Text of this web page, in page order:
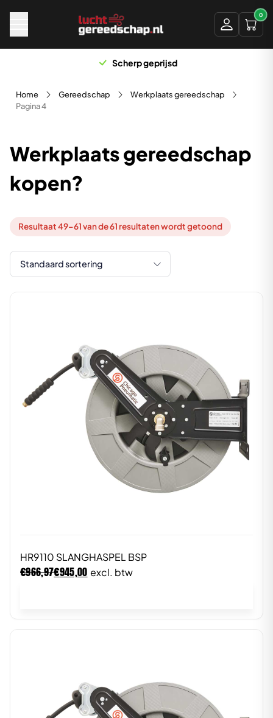
0
Scherp geprijsd
Home Gereedschap
Werkplaats gereedschap
Pagina 4
Werkplaats gereedschap
kopen?
Resultaat 49–61 van de 61 resultaten wordt getoond
HR9110 SLANGHASPEL BSP
€966,97€945,00 excl. btw